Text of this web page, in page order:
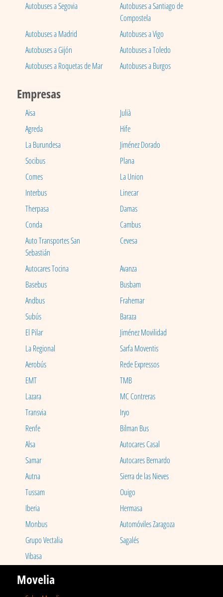
Autobuses a Segovia
Autobuses a Santiago de
Compostela
Autobuses a Madrid
Autobuses a Vigo
Autobuses a Gijón
Autobuses a Toledo
Autobuses a Roquetas de Mar
Autobuses a Burgos
Empresas
Aisa
Julià
Agreda
Hife
La Burundesa
Jiménez Dorado
Socibus
Plana
Comes
La Union
Interbus
Linecar
Therpasa
Damas
Conda
Cambus
Auto Transportes San
Sebastián
Cevesa
Autocares Tocina
Avanza
Basebus
Busbam
Andbus
Frahemar
Subús
Baraza
El Pilar
Jiménez Movilidad
La Regional
Sarfa Moventis
Aerobús
Rede Expressos
EMT
TMB
Lazara
MC Contreras
Transvia
Iryo
Renfe
Bilman Bus
Alsa
Autocares Casal
Samar
Autocares Bernardo
Autna
Sierra de las Nieves
Tussam
Ouigo
Iberia
Hermasa
Monbus
Automóviles Zaragoza
Grupo Vectalia
Sagalés
Vibasa
Movelia